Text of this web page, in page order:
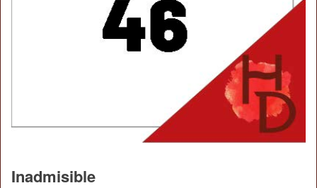
Inadmisible